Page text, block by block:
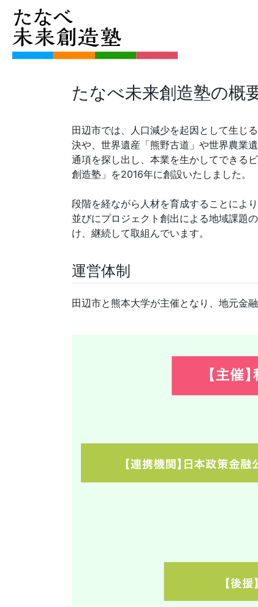
たなべ未来創造塾の概
田辺市では、人口減少を起因として生じ
決や、世界遺産「熊野古道」や世界農業
通項を探し出し、本業を生かしてできる
創造塾」を2016年に創設いたしました。
段階を経ながら人材を育成することによ
並びにプロジェクト創出による地域課題
け、継続して取組んでいます。
運営体制
田辺市と熊本大学が主催となり、地元金